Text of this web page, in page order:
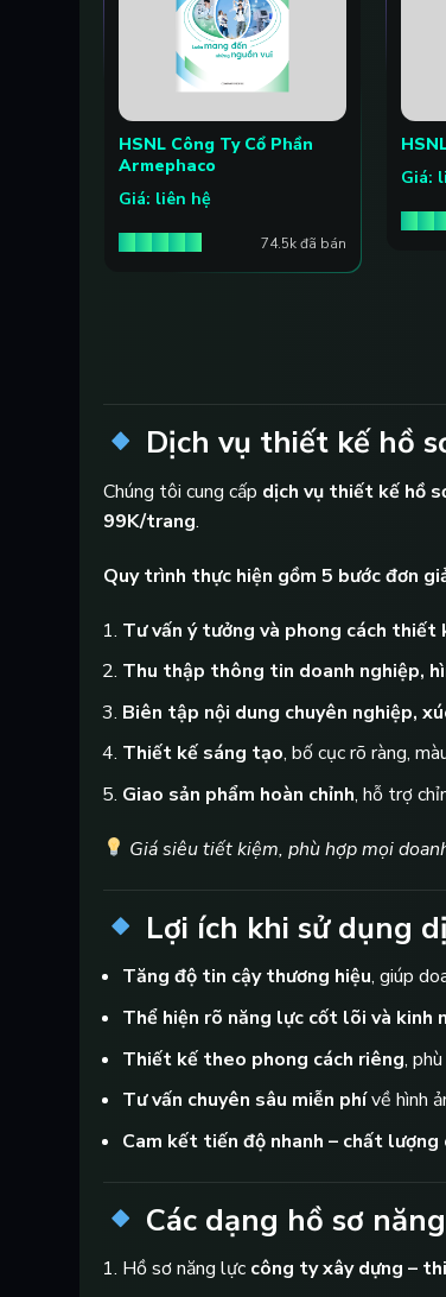
HSNL Công Ty Cổ Phần
Armephaco
Giá: liên hệ
74.5k đã bán
Giá:
Dịch vụ thiết kế hồ
Chúng tôi cung cấp dịch vụ thiết kế hồ
99K/trang.
Quy trình thực hiện gồm 5 bước đơn
Tư vấn ý tưởng và phong cách thiết
Thu thập thông tin doanh nghiệp,
Biên tập nội dung chuyên nghiệp,
Thiết kế sáng tạo, bố cục rõ ràng,
Giao sản phẩm hoàn chỉnh, hỗ trợ
Giá siêu tiết kiệm, phù hợp mọi
Lợi ích khi sử dụng
Tăng độ tin cậy thương hiệu, giúp
Thể hiện rõ năng lực cốt lõi và kinh
Thiết kế theo phong cách riêng,
Tư vấn chuyên sâu miễn phívề hình
Cam kết tiến độ nhanh – chất
Các dạng hồ sơ
Hồ sơ năng lực công ty xây dựng –